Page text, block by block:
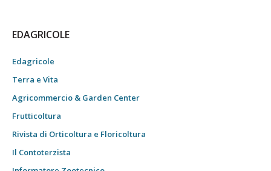
EDAGRICOLE
Edagricole
Terra e Vita
Agricommercio & Garden Center
Frutticoltura
Rivista di Orticoltura e Floricoltura
Il Contoterzista